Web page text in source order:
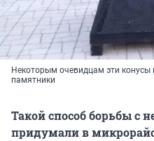
Некоторым очевидцам эти
памятники
Такой способ борьбы с
придумали в